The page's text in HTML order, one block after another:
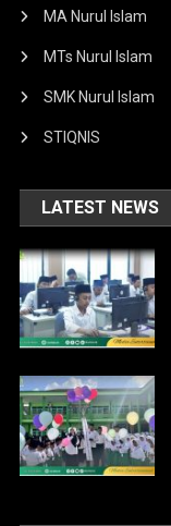
MA Nurul Islam
MTs Nurul Islam
SMK Nurul Islam
STIQNIS
LATEST NEWS